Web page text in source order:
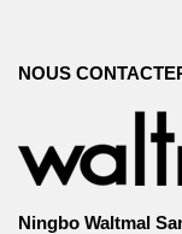
NOUS
Ningbo Waltmal